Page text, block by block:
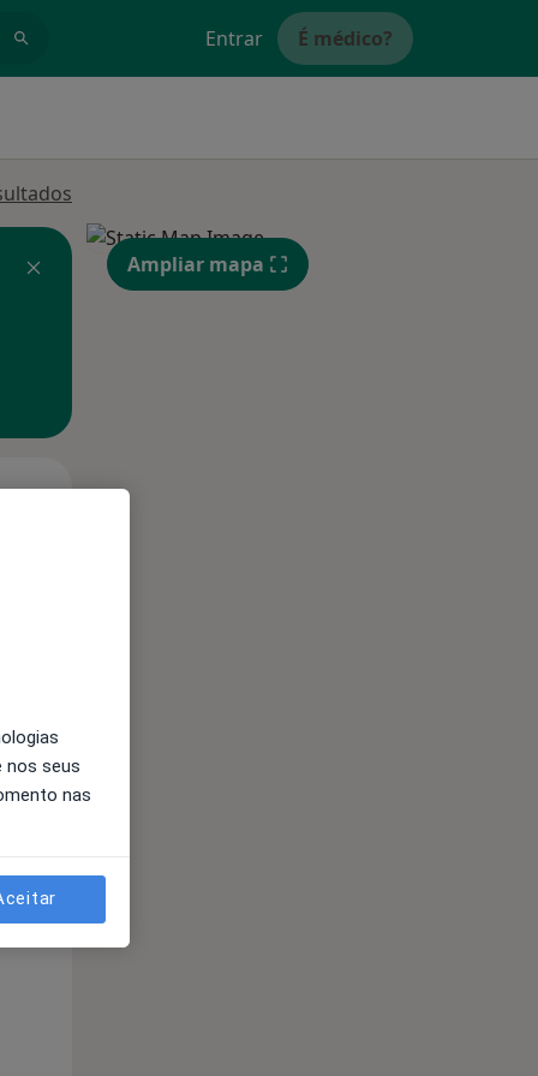
Entrar É médico?
Segunda-feira Ter,
Segunda-feira Ter,
11 Ago
Ampliar mapa
nos seus
nas